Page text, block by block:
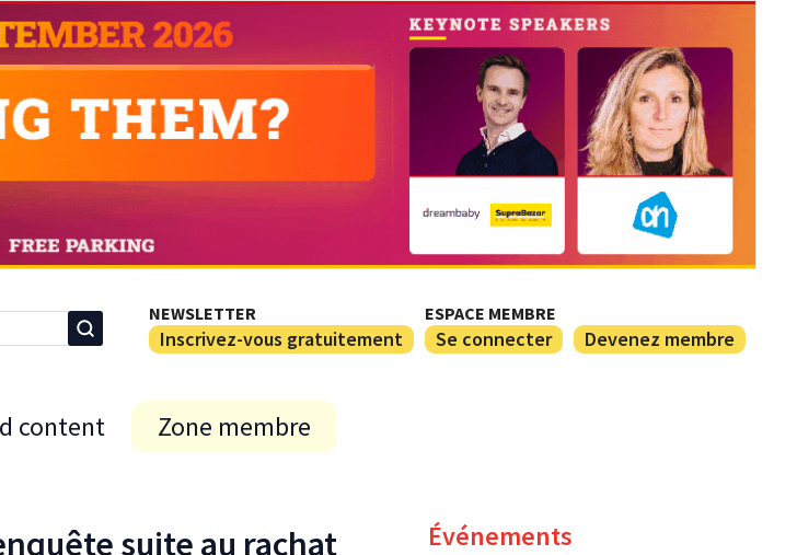
NEWSLETTER
Inscrivez-vous gratuitement
ESPACE MEMBRE
Se connecter Devenez membre
content Zone membre
suite au rachat
Événements